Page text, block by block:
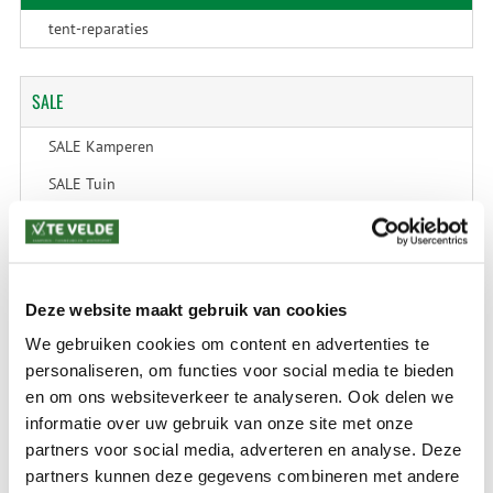
Deze website maakt gebruik van cookies
We gebruiken cookies om content en advertenties te
personaliseren, om functies voor social media te bieden
en om ons websiteverkeer te analyseren. Ook delen we
informatie over uw gebruik van onze site met onze
partners voor social media, adverteren en analyse. Deze
partners kunnen deze gegevens combineren met andere
tent-reparaties
SALE
SALE Kamperen
SALE Tuin
SALE Recreatie
SALE Schaatsen
VERZENDKOSTEN: € 8,99
GEEN VERZENDKOSTEN BOVEN € 175,-
(bij verzending via Pakketdienst tot 10 kg)*